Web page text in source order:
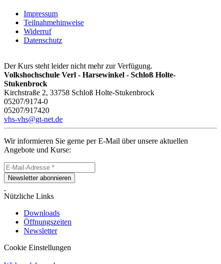
Impressum
Teilnahmehinweise
Widerruf
Datenschutz
Der Kurs steht leider nicht mehr zur Verfügung.
Volkshochschule Verl - Harsewinkel - Schloß Holte-
Stukenbrock
Kirchstraße 2, 33758 Schloß Holte-Stukenbrock
05207/9174-0
05207/917420
vhs-vhs@gt-net.de
Wir informieren Sie gerne per E-Mail über unsere aktuellen
Angebote und Kurse:
Newsletter abonnieren
Nützliche Links
Downloads
Öffnungszeiten
Newsletter
Cookie Einstellungen